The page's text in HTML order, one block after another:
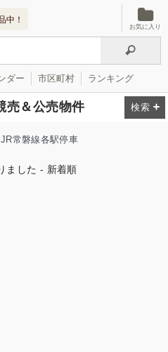
中！
お気に入り
ダー 市区町村 ランキング
売＆公売物件
JR常磐線各駅停車
ました - 新着順